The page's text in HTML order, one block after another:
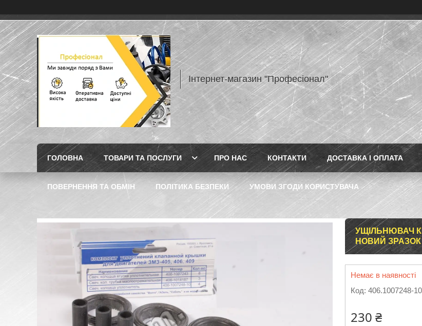
Інтернет-магазин "Професіонал"
ГОЛОВНА ТОВАРИ ТА ПОСЛУГИ ПРО НАС КОНТАКТИ ДОСТАВКА І ОПЛАТА
ПОВЕРНЕННЯ ТА ОБМІН ПОЛІТИКА БЕЗПЕКИ УМОВИ ЗГОДИ КОРИСТУВАЧА
УЩІЛЬНЮВАЧ
НОВИЙ ЗРАЗОК
Немає в наявності
Код: 406.1007248-10
230 ₴